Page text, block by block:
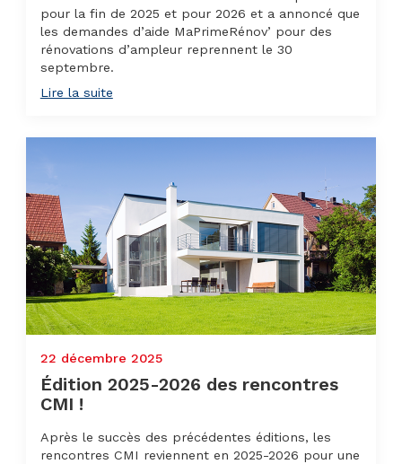
pour la fin de 2025 et pour 2026 et a annoncé que
les demandes d’aide MaPrimeRénov’ pour des
rénovations d’ampleur reprennent le 30
septembre.
Lire la suite
22 décembre 2025
Édition 2025-2026 des rencontres
CMI !
Après le succès des précédentes éditions, les
rencontres CMI reviennent en 2025-2026 pour une